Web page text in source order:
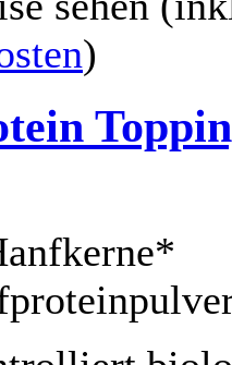
)